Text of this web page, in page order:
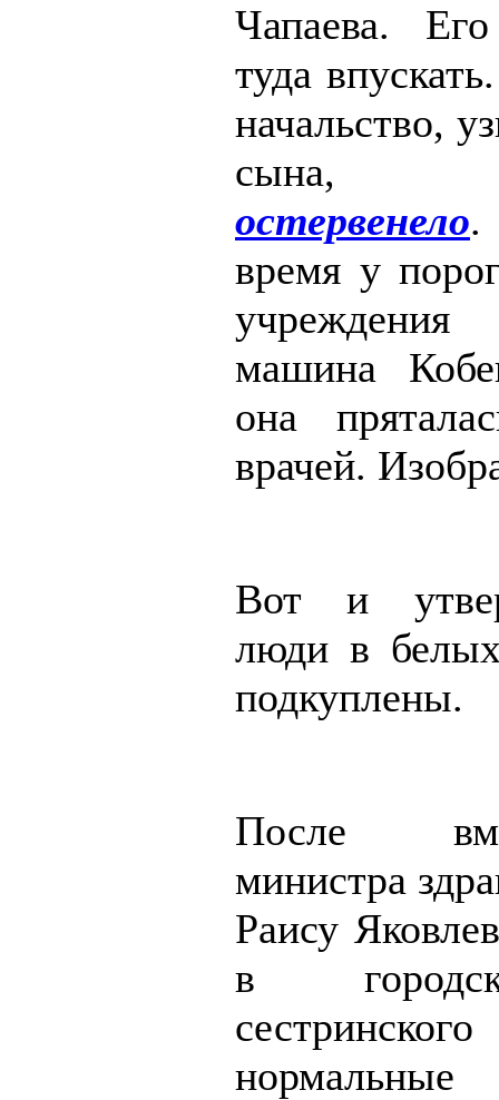
Чапаева.
туда
начальство,
остервенело.
время у
машина
она
врачей.
Вот и
люди в
подкуплены.
После
министра
Раису
в